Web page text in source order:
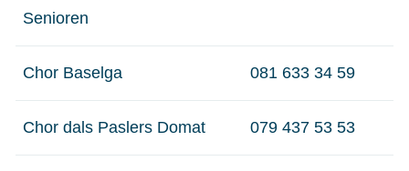
Senioren
Chor Baselga 081 633 34 59
Chor dals Paslers Domat 079 437 53 53